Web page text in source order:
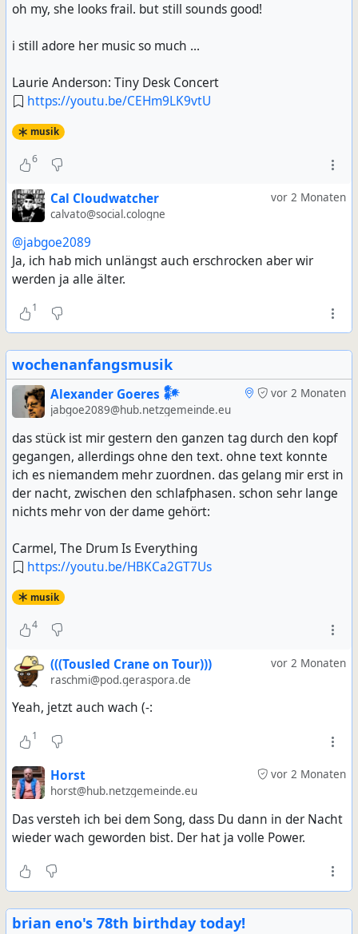
oh my, she looks frail. but still sounds good!
i still adore her music so much ...
Laurie Anderson: Tiny Desk Concert
https://youtu.be/CEHm9LK9vtU
musik
6
vor 2 Monaten
Cal Cloudwatcher
calvato@social.cologne
@jabgoe2089
Ja, ich hab mich unlängst auch erschrocken aber wir
werden ja alle älter.
1
wochenanfangsmusik
vor 2 Monaten
Alexander Goeres 𒀯
jabgoe2089@hub.netzgemeinde.eu
das stück ist mir gestern den ganzen tag durch den kopf
gegangen, allerdings ohne den text. ohne text konnte
ich es niemandem mehr zuordnen. das gelang mir erst in
der nacht, zwischen den schlafphasen. schon sehr lange
nichts mehr von der dame gehört:
Carmel, The Drum Is Everything
https://youtu.be/HBKCa2GT7Us
musik
4
vor 2 Monaten
(((Tousled Crane on Tour)))
raschmi@pod.geraspora.de
Yeah, jetzt auch wach (-:
1
vor 2 Monaten
Horst
horst@hub.netzgemeinde.eu
Das versteh ich bei dem Song, dass Du dann in der Nacht
wieder wach geworden bist. Der hat ja volle Power.
brian eno's 78th birthday today!